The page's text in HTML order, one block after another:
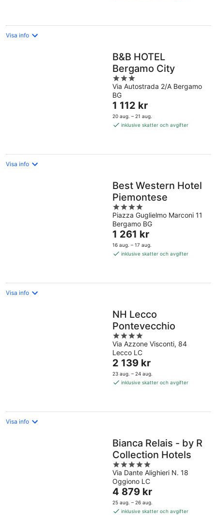
Visa info
B&B HOTEL
Bergamo City
3
out
of
5
Via Autostrada 2/A Bergamo
BG
Priset
är
1 112 kr
1 112 kr
20 aug. – 21 aug.
inklusive skatter och avgifter
Visa info
Best Western Hotel
Piemontese
4
out
of
5
Piazza Guglielmo Marconi 11
Bergamo BG
Priset
är
1 261 kr
1 261 kr
16 aug. – 17 aug.
inklusive skatter och avgifter
Visa info
NH Lecco
Pontevecchio
4
out
of
5
Via Azzone Visconti, 84
Lecco LC
Priset
är
2 139 kr
2 139 kr
23 aug. – 24 aug.
inklusive skatter och avgifter
Visa info
Bianca Relais - by R
Collection Hotels
5
out
of
5
Via Dante Alighieri N. 18
Oggiono LC
Priset
är
4 879 kr
4 879 kr
25 aug. – 26 aug.
inklusive skatter och avgifter